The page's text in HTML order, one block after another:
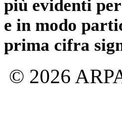
più evidenti
e in modo
prima cifra
© 2026